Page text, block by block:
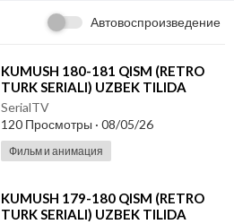
Автовоспроизведение
⁣KUMUSH 180-181 QISM (RETRO
TURK SERIALI) UZBEK TILIDA
SerialTV
120 Просмотры · 08/05/26
Фильм и анимация
⁣KUMUSH 179-180 QISM (RETRO
TURK SERIALI) UZBEK TILIDA